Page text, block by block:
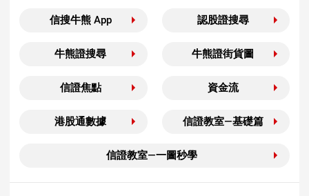
信搜牛熊 App 認股證搜尋
牛熊證搜尋 牛熊證街貨圖
信證焦點 資金流
港股通數據 信證教室—基礎篇
信證教室—一圖秒學